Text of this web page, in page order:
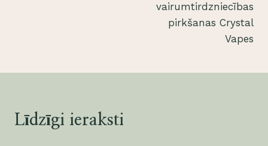
vairumtirdzniecības
pirkšanas Crystal
Vapes
Līdzīgi ieraksti